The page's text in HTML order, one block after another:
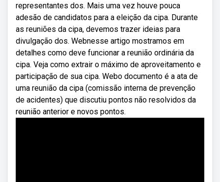
representantes dos. Mais uma vez houve pouca
adesão de candidatos para a eleição da cipa. Durante
as reuniões da cipa, devemos trazer ideias para
divulgação dos. Webnesse artigo mostramos em
detalhes como deve funcionar a reunião ordinária da
cipa. Veja como extrair o máximo de aproveitamento e
participação de sua cipa. Webo documento é a ata de
uma reunião da cipa (comissão interna de prevenção
de acidentes) que discutiu pontos não resolvidos da
reunião anterior e novos pontos.